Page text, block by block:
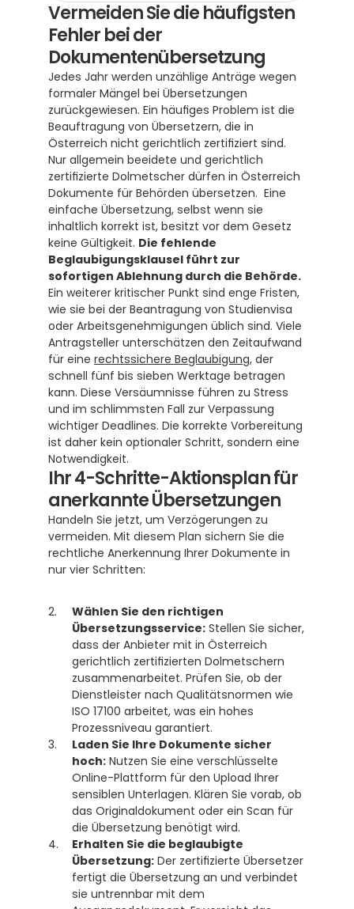
Vermeiden Sie die häufigsten
Fehler bei der
Dokumentenübersetzung
Jedes Jahr werden unzählige Anträge wegen
formaler Mängel bei Übersetzungen
zurückgewiesen. Ein häufiges Problem ist die
Beauftragung von Übersetzern, die in
Österreich nicht gerichtlich zertifiziert sind.
Nur allgemein beeidete und gerichtlich
zertifizierte Dolmetscher dürfen in Österreich
Dokumente für Behörden übersetzen.  Eine
einfache Übersetzung, selbst wenn sie
inhaltlich korrekt ist, besitzt vor dem Gesetz
keine Gültigkeit. Die fehlende
Beglaubigungsklausel führt zur
sofortigen Ablehnung durch die Behörde.
Ein weiterer kritischer Punkt sind enge Fristen,
wie sie bei der Beantragung von Studienvisa
oder Arbeitsgenehmigungen üblich sind. Viele
Antragsteller unterschätzen den Zeitaufwand
für eine rechtssichere Beglaubigung, der
schnell fünf bis sieben Werktage betragen
kann. Diese Versäumnisse führen zu Stress
und im schlimmsten Fall zur Verpassung
wichtiger Deadlines. Die korrekte Vorbereitung
ist daher kein optionaler Schritt, sondern eine
Notwendigkeit.
Ihr 4-Schritte-Aktionsplan für
anerkannte Übersetzungen
Handeln Sie jetzt, um Verzögerungen zu
vermeiden. Mit diesem Plan sichern Sie die
rechtliche Anerkennung Ihrer Dokumente in
nur vier Schritten:
Wählen Sie den richtigen
Übersetzungsservice: Stellen Sie sicher,
dass der Anbieter mit in Österreich
gerichtlich zertifizierten Dolmetschern
zusammenarbeitet. Prüfen Sie, ob der
Dienstleister nach Qualitätsnormen wie
ISO 17100 arbeitet, was ein hohes
Prozessniveau garantiert.
Laden Sie Ihre Dokumente sicher
hoch: Nutzen Sie eine verschlüsselte
Online-Plattform für den Upload Ihrer
sensiblen Unterlagen. Klären Sie vorab, ob
das Originaldokument oder ein Scan für
die Übersetzung benötigt wird.
Erhalten Sie die beglaubigte
Übersetzung: Der zertifizierte Übersetzer
fertigt die Übersetzung an und verbindet
sie untrennbar mit dem